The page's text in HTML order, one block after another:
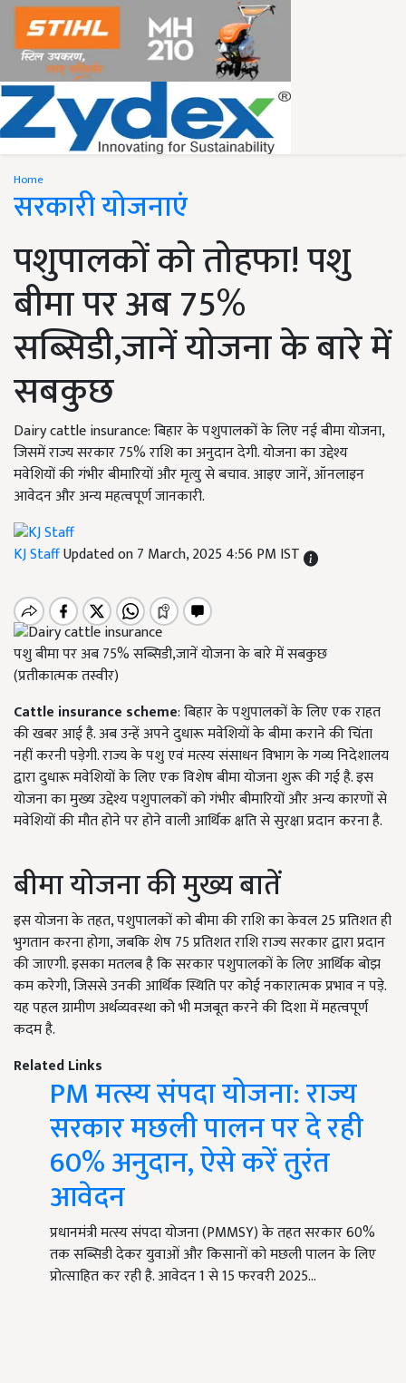
Home
सरकारी योजनाएं
पशुपालकों को तोहफा! पशु
बीमा पर अब 75%
सब्सिडी,जानें योजना के बारे में
सबकुछ
Dairy cattle insurance: बिहार के पशुपालकों के लिए नई बीमा योजना,
जिसमें राज्य सरकार 75% राशि का अनुदान देगी. योजना का उद्देश्य
मवेशियों की गंभीर बीमारियों और मृत्यु से बचाव. आइए जानें, ऑनलाइन
आवेदन और अन्य महत्वपूर्ण जानकारी.
KJ StaffUpdated on 7 March, 2025 4:56 PM IST
पशु बीमा पर अब 75% सब्सिडी,जानें योजना के बारे में सबकुछ
(प्रतीकात्मक तस्वीर)
Cattle insurance scheme: बिहार के पशुपालकों के लिए एक राहत
की खबर आई है. अब उन्हें अपने दुधारू मवेशियों के बीमा कराने की चिंता
नहीं करनी पड़ेगी. राज्य के पशु एवं मत्स्य संसाधन विभाग के गव्य निदेशालय
द्वारा दुधारू मवेशियों के लिए एक विशेष बीमा योजना शुरू की गई है. इस
योजना का मुख्य उद्देश्य पशुपालकों को गंभीर बीमारियों और अन्य कारणों से
मवेशियों की मौत होने पर होने वाली आर्थिक क्षति से सुरक्षा प्रदान करना है.
बीमा योजना की मुख्य बातें
इस योजना के तहत, पशुपालकों को बीमा की राशि का केवल 25 प्रतिशत ही
भुगतान करना होगा, जबकि शेष 75 प्रतिशत राशि राज्य सरकार द्वारा प्रदान
की जाएगी. इसका मतलब है कि सरकार पशुपालकों के लिए आर्थिक बोझ
कम करेगी, जिससे उनकी आर्थिक स्थिति पर कोई नकारात्मक प्रभाव न पड़े.
यह पहल ग्रामीण अर्थव्यवस्था को भी मजबूत करने की दिशा में महत्वपूर्ण
कदम है.
Related Links
PM मत्स्य संपदा योजना: राज्य
सरकार मछली पालन पर दे रही
60% अनुदान, ऐसे करें तुरंत
आवेदन
प्रधानमंत्री मत्स्य संपदा योजना (PMMSY) के तहत सरकार 60%
तक सब्सिडी देकर युवाओं और किसानों को मछली पालन के लिए
प्रोत्साहित कर रही है. आवेदन 1 से 15 फरवरी 2025…